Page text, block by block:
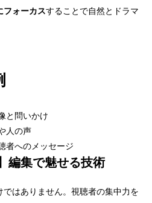
フォーカスすることで自然とドラマ
と問いかけ
人の声
者へのメッセージ
編集で魅せる技術
はありません。視聴者の集中力を